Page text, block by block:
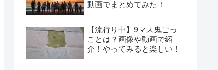
動画でまとめてみた！
【流行り中】9マス鬼ごっ
ことは？画像や動画で紹
介！やってみると楽しい！